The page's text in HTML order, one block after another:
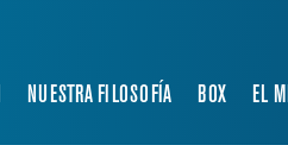
NUESTRA FILOSOFÍA BOX EL